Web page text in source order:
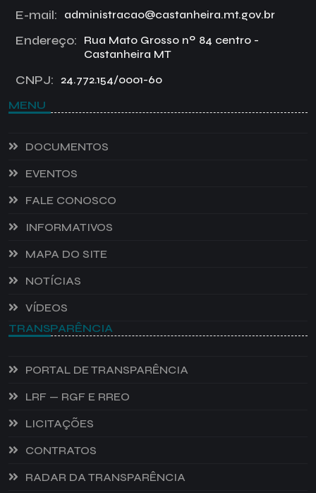
E-mail: administracao@castanheira.mt.gov.br
Endereço:
Rua Mato Grosso nº 84 centro -
Castanheira MT
CNPJ: 24.772.154/0001-60
MENU
DOCUMENTOS
EVENTOS
FALE CONOSCO
INFORMATIVOS
MAPA DO SITE
NOTÍCIAS
VÍDEOS
TRANSPARÊNCIA
PORTAL DE TRANSPARÊNCIA
LRF — RGF E RREO
LICITAÇÕES
CONTRATOS
RADAR DA TRANSPARÊNCIA